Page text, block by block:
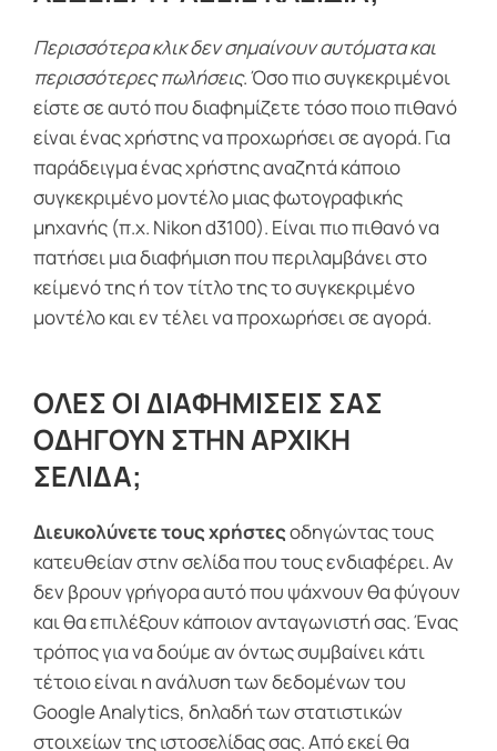
Περισσότερα κλικ δεν σημαίνουν αυτόματα και
περισσότερες πωλήσεις. Όσο πιο συγκεκριμένοι
είστε σε αυτό που διαφημίζετε τόσο ποιο πιθανό
είναι ένας χρήστης να προχωρήσει σε αγορά. Για
παράδειγμα ένας χρήστης αναζητά κάποιο
συγκεκριμένο μοντέλο μιας φωτογραφικής
μηχανής (π.χ. Nikon d3100). Είναι πιο πιθανό να
πατήσει μια διαφήμιση που περιλαμβάνει στο
κείμενό της ή τον τίτλο της το συγκεκριμένο
μοντέλο και εν τέλει να προχωρήσει σε αγορά.
ΟΛΕΣ ΟΙ ΔΙΑΦΗΜΙΣΕΙΣ ΣΑΣ
ΟΔΗΓΟΥΝ ΣΤΗΝ ΑΡΧΙΚΗ
ΣΕΛΙΔΑ;
Διευκολύνετε τους χρήστεςοδηγώντας τους
κατευθείαν στην σελίδα που τους ενδιαφέρει. Αν
δεν βρουν γρήγορα αυτό που ψάχνουν θα φύγουν
και θα επιλέξουν κάποιον ανταγωνιστή σας. Ένας
τρόπος για να δούμε αν όντως συμβαίνει κάτι
τέτοιο είναι η ανάλυση των δεδομένων του
Google Analytics, δηλαδή των στατιστικών
στοιχείων της ιστοσελίδας σας. Από εκεί θα